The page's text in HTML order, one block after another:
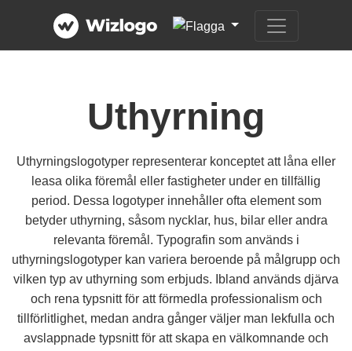
Uthyrning
Uthyrningslogotyper representerar konceptet att låna eller
leasa olika föremål eller fastigheter under en tillfällig
period. Dessa logotyper innehåller ofta element som
betyder uthyrning, såsom nycklar, hus, bilar eller andra
relevanta föremål. Typografin som används i
uthyrningslogotyper kan variera beroende på målgrupp och
vilken typ av uthyrning som erbjuds. Ibland används djärva
och rena typsnitt för att förmedla professionalism och
tillförlitlighet, medan andra gånger väljer man lekfulla och
avslappnade typsnitt för att skapa en välkomnande och